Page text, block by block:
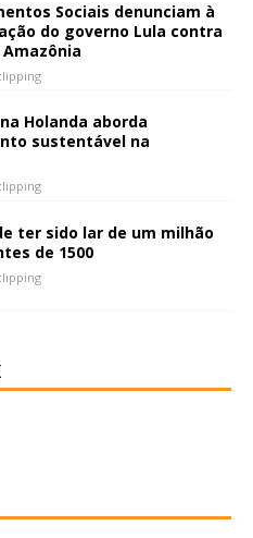
Sociais denunciam à
do governo Lula contra
Holanda aborda
sustentável na
ter sido lar de um milhão
de 1500